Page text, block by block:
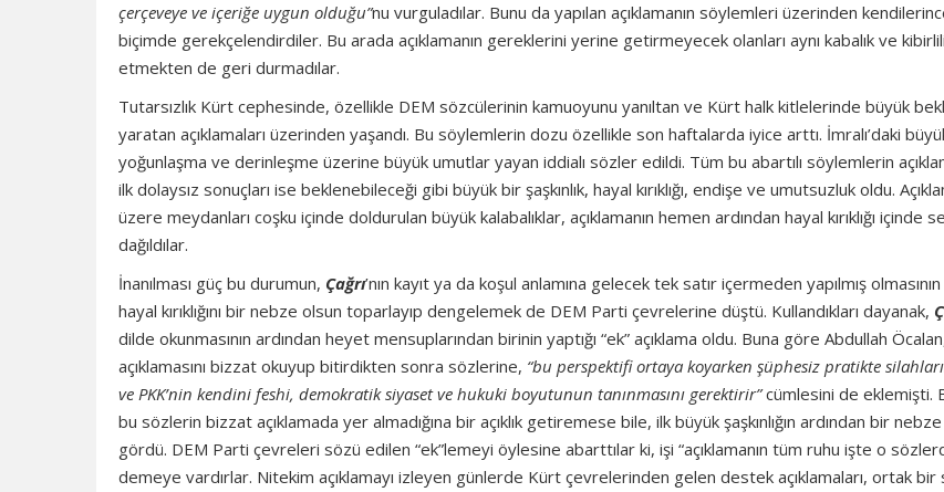
çerçeveye ve içeriğe uygun olduğu”nu vurguladılar. Bunu da yapılan açıklamanın söylemleri üzerinden
biçimde gerekçelendirdiler. Bu arada açıklamanın gereklerini yerine getirmeyecek olanları aynı kabalık ve
etmekten de geri durmadılar.
Tutarsızlık Kürt cephesinde, özellikle DEM sözcülerinin kamuoyunu yanıltan ve Kürt halk kitlelerinde büyük
yaratan açıklamaları üzerinden yaşandı. Bu söylemlerin dozu özellikle son haftalarda iyice arttı. İmralı’daki
yoğunlaşma ve derinleşme üzerine büyük umutlar yayan iddialı sözler edildi. Tüm bu abartılı söylemlerin
ilk dolaysız sonuçları ise beklenebileceği gibi büyük bir şaşkınlık, hayal kırıklığı, endişe ve umutsuzluk oldu.
üzere meydanları coşku içinde doldurulan büyük kalabalıklar, açıklamanın hemen ardından hayal kırıklığı içinde
dağıldılar.
İnanılması güç bu durumun, Çağrı’nın kayıt ya da koşul anlamına gelecek tek satır içermeden yapılmış olmasının
hayal kırıklığını bir nebze olsun toparlayıp dengelemek de DEM Parti çevrelerine düştü. Kullandıkları dayanak,
dilde okunmasının ardından heyet mensuplarından birinin yaptığı “ek” açıklama oldu. Buna göre Abdullah
açıklamasını bizzat okuyup bitirdikten sonra sözlerine, “bu perspektifi ortaya koyarken şüphesiz pratikte
ve PKK’nin kendini feshi, demokratik siyaset ve hukuki boyutunun tanınmasını gerektirir”cümlesini de eklemişti.
bu sözlerin bizzat açıklamada yer almadığına bir açıklık getiremese bile, ilk büyük şaşkınlığın ardından bir
gördü. DEM Parti çevreleri sözü edilen “ek”lemeyi öylesine abarttılar ki, işi “açıklamanın tüm ruhu işte o
demeye vardırlar. Nitekim açıklamayı izleyen günlerde Kürt çevrelerinden gelen destek açıklamaları, ortak bir